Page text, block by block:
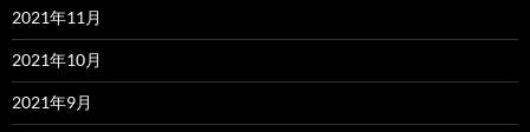
2021年11月
2021年10月
2021年9月